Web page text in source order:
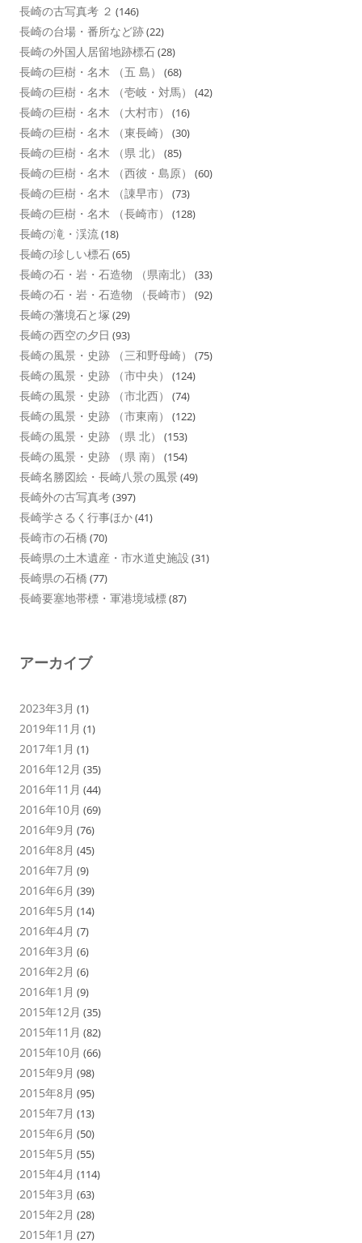
長崎の古写真考 ２ (146)
長崎の台場・番所など跡(22)
長崎の外国人居留地跡標石(28)
長崎の巨樹・名木 （五 島） (68)
長崎の巨樹・名木 （壱岐・対馬） (42)
長崎の巨樹・名木 （大村市） (16)
長崎の巨樹・名木 （東長崎） (30)
長崎の巨樹・名木 （県 北） (85)
長崎の巨樹・名木 （西彼・島原） (60)
長崎の巨樹・名木 （諌早市） (73)
長崎の巨樹・名木 （長崎市） (128)
長崎の滝・渓流(18)
長崎の珍しい標石(65)
長崎の石・岩・石造物 （県南北） (33)
長崎の石・岩・石造物 （長崎市） (92)
長崎の藩境石と塚 (29)
長崎の西空の夕日 (93)
長崎の風景・史跡 （三和野母崎） (75)
長崎の風景・史跡 （市中央） (124)
長崎の風景・史跡 （市北西） (74)
長崎の風景・史跡 （市東南） (122)
長崎の風景・史跡 （県 北） (153)
長崎の風景・史跡 （県 南） (154)
長崎名勝図絵・長崎八景の風景 (49)
長崎外の古写真考(397)
長崎学さるく行事ほか(41)
長崎市の石橋 (70)
長崎県の土木遺産・市水道史施設 (31)
長崎県の石橋 (77)
長崎要塞地帯標・軍港境域標(87)
アーカイブ
2023年3月 (1)
2019年11月 (1)
2017年1月 (1)
2016年12月 (35)
2016年11月 (44)
2016年10月 (69)
2016年9月 (76)
2016年8月 (45)
2016年7月 (9)
2016年6月 (39)
2016年5月 (14)
2016年4月 (7)
2016年3月 (6)
2016年2月 (6)
2016年1月 (9)
2015年12月 (35)
2015年11月 (82)
2015年10月 (66)
2015年9月 (98)
2015年8月 (95)
2015年7月 (13)
2015年6月 (50)
2015年5月 (55)
2015年4月 (114)
2015年3月 (63)
2015年2月 (28)
2015年1月 (27)